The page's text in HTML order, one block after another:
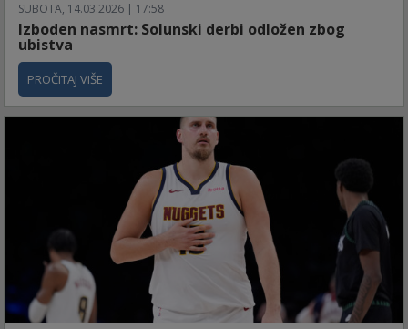
SUBOTA, 14.03.2026 | 17:58
Izboden nasmrt: Solunski derbi odložen zbog
ubistva
PROČITAJ VIŠE